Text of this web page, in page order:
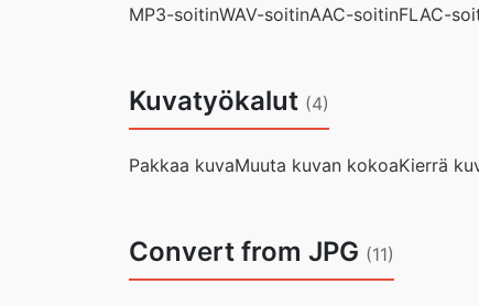
MP3-soitinWAV-soitinAAC-soitinFLAC-
Kuvatyökalut (4)
Pakkaa kuvaMuuta kuvan kokoaKierrä
Convert from JPG (11)